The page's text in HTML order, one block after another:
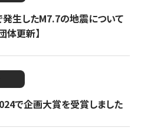
発生したM7.7の地震について
体更新】
で企画大賞を受賞しました